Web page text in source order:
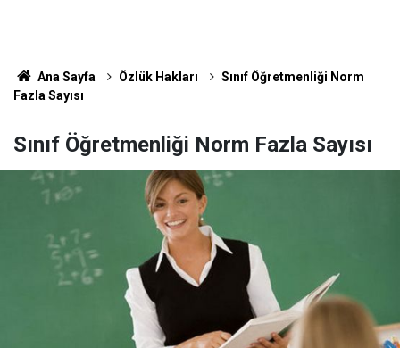
Ana Sayfa Özlük Hakları
Sınıf Öğretmenliği Norm
Fazla Sayısı
Sınıf Öğretmenliği Norm Fazla Sayısı